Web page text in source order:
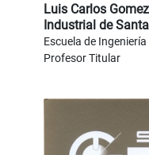
Luis Carlos
Industrial de
Escuela de
Profesor Titular